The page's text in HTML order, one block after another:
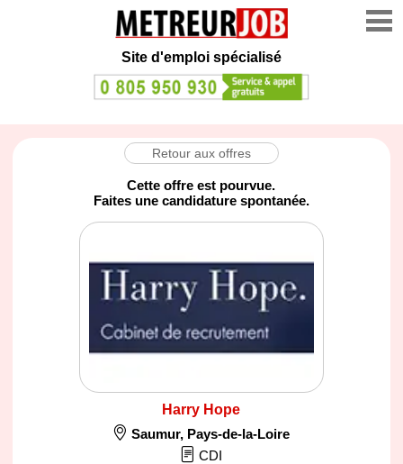
Site d'emploi spécialisé
Retour aux offres
Cette offre est pourvue.
Faites une candidature spontanée.
Harry Hope
Saumur, Pays-de-la-Loire
CDI